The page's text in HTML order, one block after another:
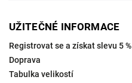
UŽITEČNÉ INFORMACE
Registrovat se a získat slevu 5 %
Doprava
Tabulka velikostí